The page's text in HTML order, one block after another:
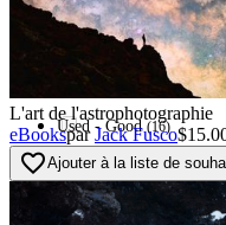
)
Orange 0
Used - Excellent (7)
Used - Good (16)
Used - Fair
L'art de l'astrophotographie
eBookspar Jack Fusco
favorite_borderAjouter à la liste de